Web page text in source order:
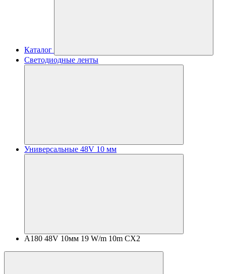
Каталог
Светодиодные ленты
Универсальные 48V 10 мм
A180 48V 10мм 19 W/m 10m CX2